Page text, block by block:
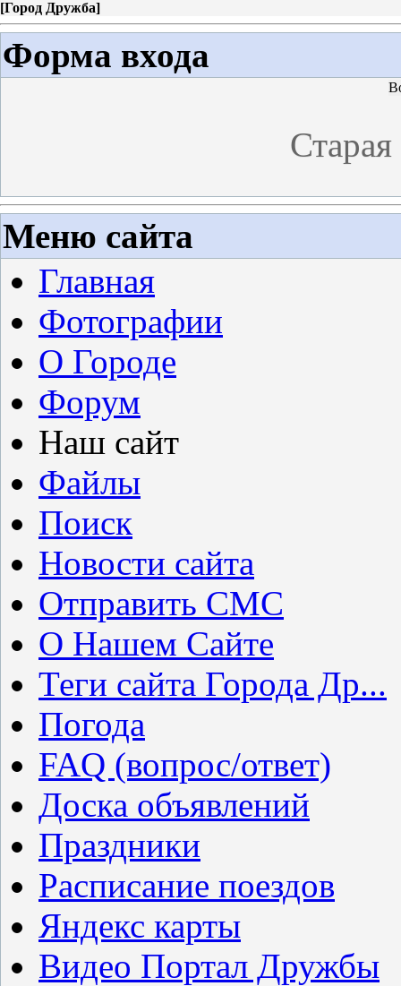
[Город Дружба]
Форма входа
Меню сайта
Главная
Фотографии
О Городе
Форум
Наш сайт
Файлы
Поиск
Новости сайта
Отправить СМС
О Нашем Сайте
Теги сайта Города Др...
Погода
FAQ (вопрос/ответ)
Доска объявлений
Праздники
Расписание поездов
Яндекс карты
Видео Портал Дружбы